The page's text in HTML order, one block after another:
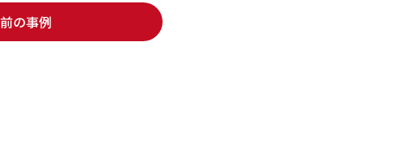
前の事例